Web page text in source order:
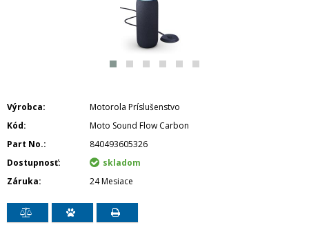
Výrobca
Motorola Príslušenstvo
Kód
Moto Sound Flow Carbon
Part No.
840493605326
Dostupnosť
skladom
Záruka
24 Mesiace